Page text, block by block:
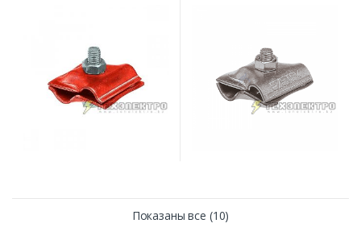
Показаны все (10)